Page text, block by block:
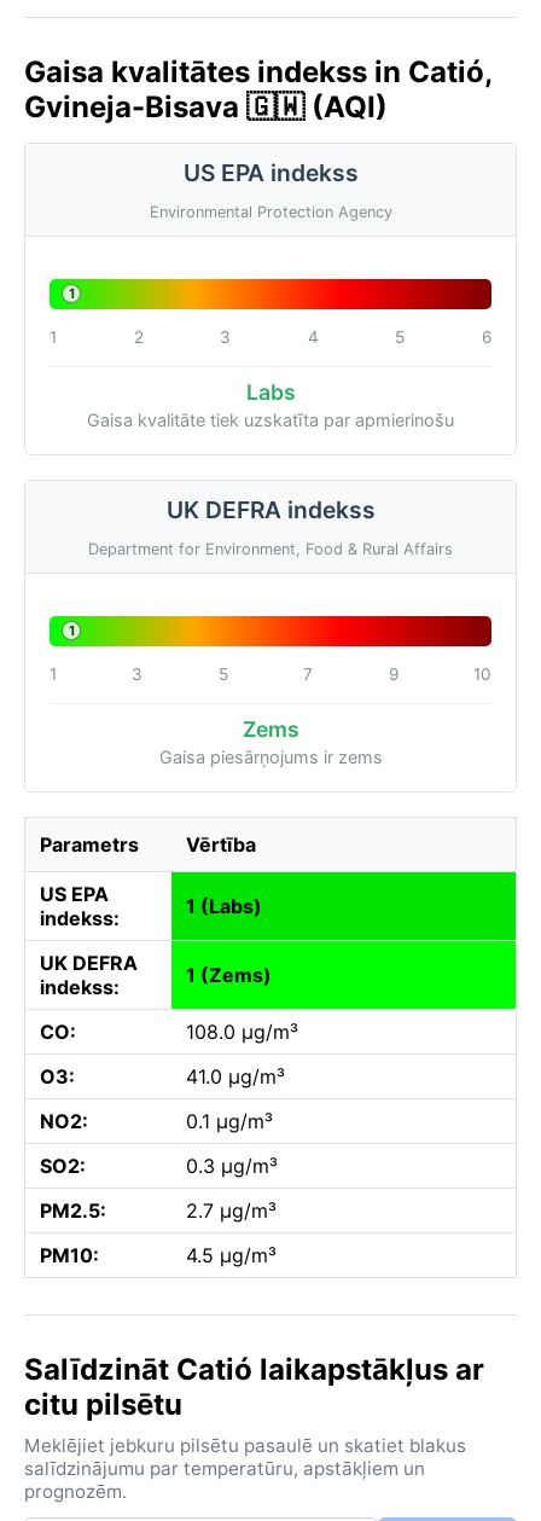
Gaisa kvalitātes indekss in Catió,
Gvineja-Bisava 🇬🇼 (AQI)
US EPA indekss
Environmental Protection Agency
1
1 2 3 4 5 6
Labs
Gaisa kvalitāte tiek uzskatīta par apmierinošu
UK DEFRA indekss
Department for Environment, Food & Rural Affairs
1
1 3 5 7 9 10
Zems
Gaisa piesārņojums ir zems
Parametrs Vērtība
US EPA
indekss:
1 (Labs)
UK DEFRA
indekss:
1 (Zems)
CO:
108.0 µg/m³
O3:
41.0 µg/m³
NO2:
0.1 µg/m³
SO2:
0.3 µg/m³
PM2.5:
2.7 µg/m³
PM10:
4.5 µg/m³
Salīdzināt Catió laikapstākļus ar
citu pilsētu
Meklējiet jebkuru pilsētu pasaulē un skatiet blakus
salīdzinājumu par temperatūru, apstākļiem un
prognozēm.